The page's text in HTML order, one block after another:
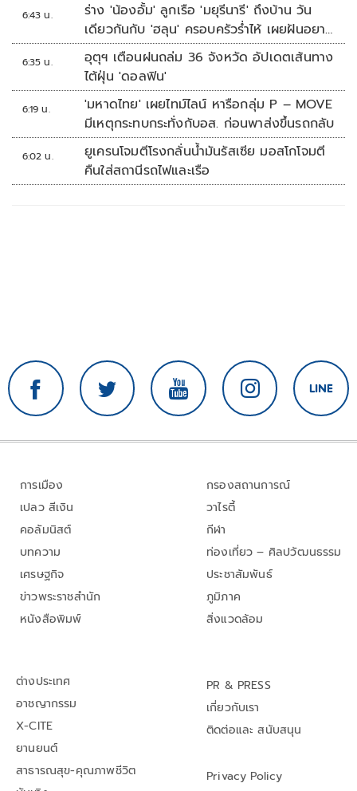
6:43 น.
ร่าง 'น้องอั้ม' ลูกเรือ 'มยุรีนารี' ถึงบ้าน วัน
เดียวกันกับ 'ฮลุน' ครอบครัวร่ำไห้ เผยฝันอยาก
เป็นทหารเรือ
6:35 น.
อุตุฯ เตือนฝนถล่ม 36 จังหวัด อัปเดตเส้นทาง
ไต้ฝุ่น 'ดอลฟิน'
6:19 น.
'มหาดไทย' เผยไทม์ไลน์ หารือกลุ่ม P – MOVE
มีเหตุกระทบกระทั่งกับอส. ก่อนพาส่งขึ้นรถกลับ
6:02 น.
ยูเครนโจมตีโรงกลั่นน้ำมันรัสเซีย มอสโกโจมตี
คืนใส่สถานีรถไฟและเรือ
การเมือง
เปลว สีเงิน
คอลัมนิสต์
บทความ
เศรษฐกิจ
ข่าวพระราชสำนัก
หนังสือพิมพ์
กรองสถานการณ์
วาไรตี้
กีฬา
ท่องเที่ยว – ศิลปวัฒนธรรม
ประชาสัมพันธ์
ภูมิภาค
สิ่งแวดล้อม
ต่างประเทศ
อาชญากรรม
X-CITE
ยานยนต์
สาธารณสุข-คุณภาพชีวิต
PR & PRESS
เกี่ยวกับเรา
ติดต่อและ สนับสนุน
Privacy Policy